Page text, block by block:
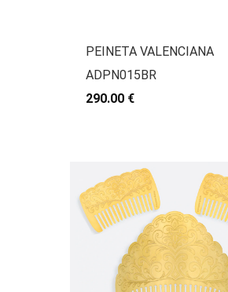
PEINETA VALENCIANA
ADPN015BR
290.00 €